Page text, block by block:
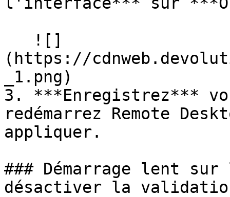
(https://
_1.png)
3. ***Enregistrez***
redémarrez Remote
appliquer.
### Démarrage lent
désactiver la